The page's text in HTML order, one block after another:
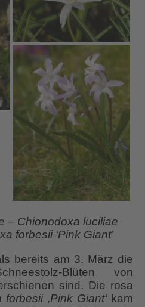
– Chionodoxa luciliae
forbesii ‘Pink Giant’
bereits am 3. März die
Blüten von
sind. Die rosa
‚Pink Giant‘kam